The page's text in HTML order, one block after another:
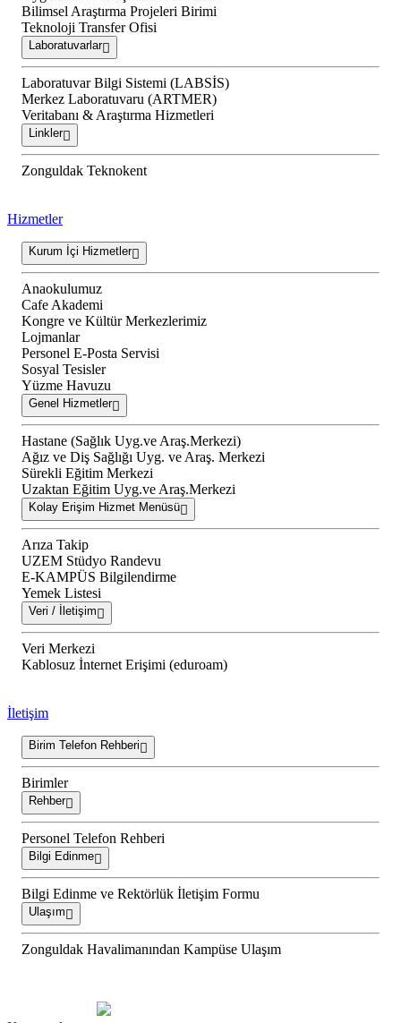
Bilimsel Araştırma Projeleri Birimi
Teknoloji Transfer Ofisi
Laboratuvarlar
Laboratuvar Bilgi Sistemi (LABSİS)
Merkez Laboratuvaru (ARTMER)
Veritabanı & Araştırma Hizmetleri
Linkler
Zonguldak Teknokent
Hizmetler
Kurum İçi Hizmetler
Anaokulumuz
Cafe Akademi
Kongre ve Kültür Merkezlerimiz
Lojmanlar
Personel E-Posta Servisi
Sosyal Tesisler
Yüzme Havuzu
Genel Hizmetler
Hastane (Sağlık Uyg.ve Araş.Merkezi)
Ağız ve Diş Sağlığı Uyg. ve Araş. Merkezi
Sürekli Eğitim Merkezi
Uzaktan Eğitim Uyg.ve Araş.Merkezi
Kolay Erişim Hizmet Menüsü
Arıza Takip
UZEM Stüdyo Randevu
E-KAMPÜS Bilgilendirme
Yemek Listesi
Veri / İletişim
Veri Merkezi
Kablosuz İnternet Erişimi (eduroam)
İletişim
Birim Telefon Rehberi
Birimler
Rehber
Personel Telefon Rehberi
Bilgi Edinme
Bilgi Edinme ve Rektörlük İletişim Formu
Ulaşım
Zonguldak Havalimanından Kampüse Ulaşım